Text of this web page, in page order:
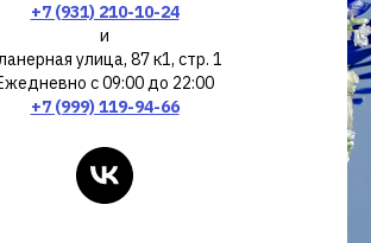
+7 (931) 210-10-24
и
улица, 87 к1, стр. 1
с 09:00 до 22:00
+7 (999) 119-94-66